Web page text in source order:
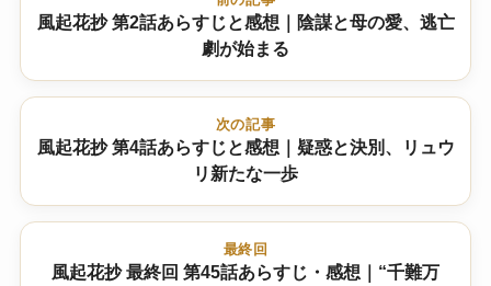
風起花抄 第2話あらすじと感想｜陰謀と母の愛、逃亡
劇が始まる
次の記事
風起花抄 第4話あらすじと感想｜疑惑と決別、リュウ
リ新たな一歩
最終回
風起花抄 最終回 第45話あらすじ・感想｜“千難万